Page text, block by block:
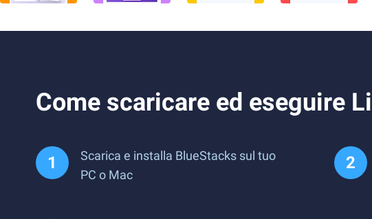
Come scaricare ed eseguire
Scarica e installa BlueStacks sul tuo
PC o Mac